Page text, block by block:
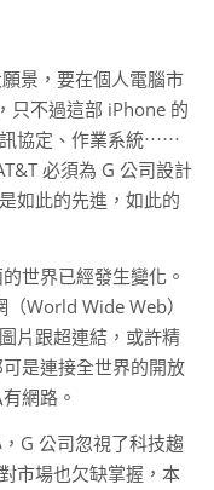
景，要在個人電腦市
只不過這部 iPhone 的
訊協定、作業系統⋯⋯
必須為 G 公司設計
如此的先進，如此的
世界已經發生變化。
World Wide Web）
片跟超連結，或許精
是連接全世界的開放
網路。
G 公司忽視了科技趨
市場也欠缺掌握，本